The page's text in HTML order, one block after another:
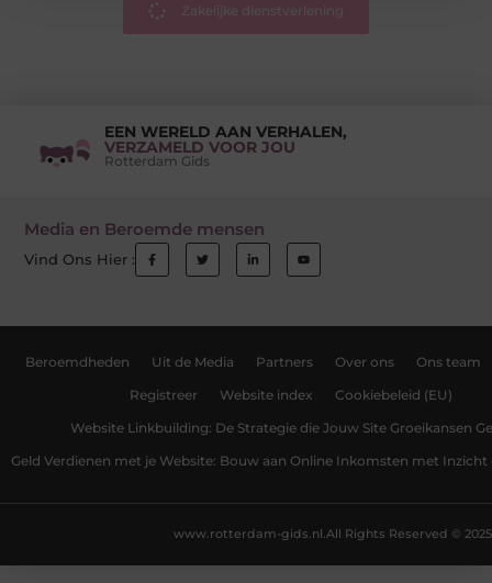
Zakelijke dienstverlening
EEN WERELD AAN VERHALEN,
VERZAMELD VOOR JOU
Rotterdam Gids
Media en Beroemde mensen
Vind Ons Hier :
Beroemdheden Uit de Media Partners Over ons Ons team
Registreer Website index Cookiebeleid (EU)
Website Linkbuilding: De Strategie die Jouw Site Groeikansen
Geld Verdienen met je Website: Bouw aan Online Inkomsten met Inzicht
All Rights Reserved © 2025
www.rotterdam-gids.nl.